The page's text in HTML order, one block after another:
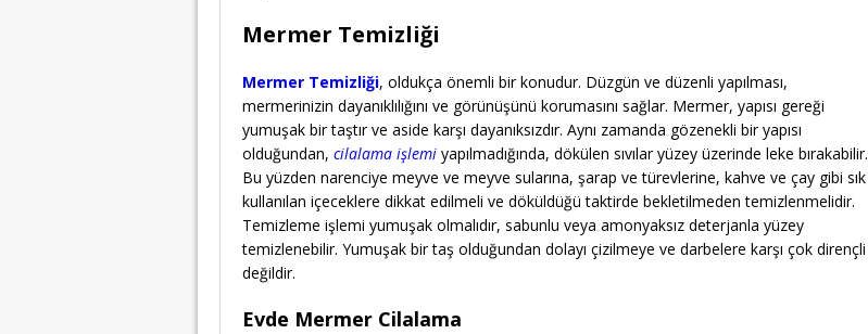
Mermer Temizliği
Mermer Temizliği, oldukça önemli bir konudur. Düzgün ve düzenli yapılması,
mermerinizin dayanıklılığını ve görünüşünü korumasını sağlar. Mermer, yapısı gereği
yumuşak bir taştır ve aside karşı dayanıksızdır. Aynı zamanda gözenekli bir yapısı
olduğundan, cilalama işlemi yapılmadığında, dökülen sıvılar yüzey üzerinde leke bırakabilir.
Bu yüzden narenciye meyve ve meyve sularına, şarap ve türevlerine, kahve ve çay gibi sık
kullanılan içeceklere dikkat edilmeli ve döküldüğü taktirde bekletilmeden temizlenmelidir.
Temizleme işlemi yumuşak olmalıdır, sabunlu veya amonyaksız deterjanla yüzey
temizlenebilir. Yumuşak bir taş olduğundan dolayı çizilmeye ve darbelere karşı çok dirençli
değildir.
Evde Mermer Cilalama